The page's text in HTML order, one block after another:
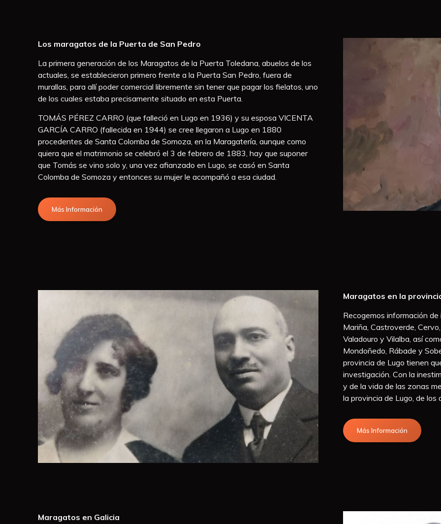
Los maragatos de la Puerta de San Pedro
La primera generación de los Maragatos de la Puerta Toledana, abuelos de los
actuales, se establecieron primero frente a la Puerta San Pedro, fuera de
murallas, para allí poder comercial libremente sin tener que pagar los fielatos, uno
de los cuales estaba precisamente situado en esta Puerta.
TOMÁS PÉREZ CARRO (que falleció en Lugo en 1936) y su esposa VICENTA
GARCÍA CARRO (fallecida en 1944) se cree llegaron a Lugo en 1880
procedentes de Santa Colomba de Somoza, en la Maragatería, aunque como
quiera que el matrimonio se celebró el 3 de febrero de 1883, hay que suponer
que Tomás se vino solo y, una vez afianzado en Lugo, se casó en Santa
Colomba de Somoza y entonces su mujer le acompañó a esa ciudad.
Más Información
Maragatos en la
Recogemos información
Mariña, Castroverde,
Valadouro y Vilalba, así
Mondoñedo, Rábade y
provincia de Lugo tienen
investigación. Con la
y de la vida de las zonas
la provincia de Lugo, de los
Más Información
Maragatos en Galicia